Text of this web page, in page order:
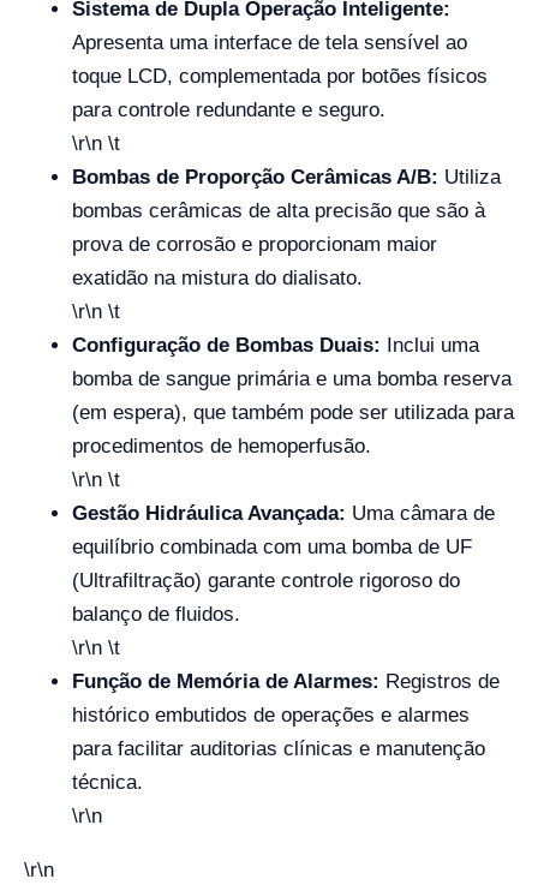
Sistema de Dupla Operação Inteligente:
Apresenta uma interface de tela sensível ao
toque LCD, complementada por botões físicos
para controle redundante e seguro.
\r\n \t
Bombas de Proporção Cerâmicas A/B: Utiliza
bombas cerâmicas de alta precisão que são à
prova de corrosão e proporcionam maior
exatidão na mistura do dialisato.
\r\n \t
Configuração de Bombas Duais: Inclui uma
bomba de sangue primária e uma bomba reserva
(em espera), que também pode ser utilizada para
procedimentos de hemoperfusão.
\r\n \t
Gestão Hidráulica Avançada: Uma câmara de
equilíbrio combinada com uma bomba de UF
(Ultrafiltração) garante controle rigoroso do
balanço de fluidos.
\r\n \t
Função de Memória de Alarmes: Registros de
histórico embutidos de operações e alarmes
para facilitar auditorias clínicas e manutenção
técnica.
\r\n
\r\n